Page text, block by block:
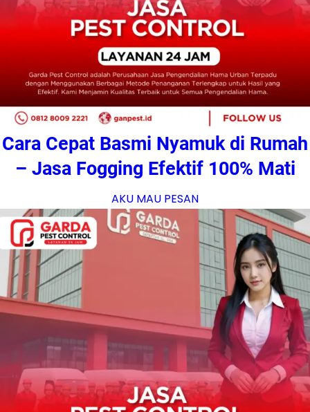
Cara Cepat Basmi Nyamuk di Rumah
– Jasa Fogging Efektif 100% Mati
AKU MAU PESAN